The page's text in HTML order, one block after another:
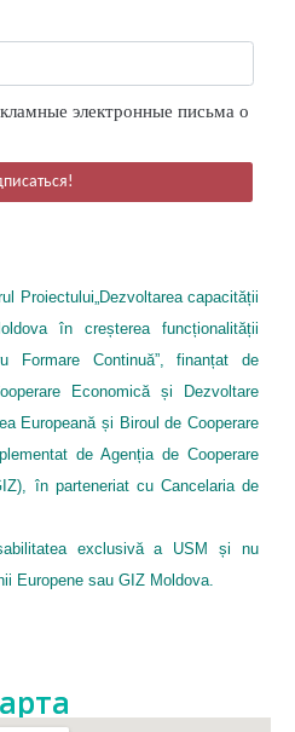
электронные письма о
Proiectului„Dezvoltarea capacității
în creșterea funcționalității
Formare Continuă”, finanțat de
Economică și Dezvoltare
Europeană și Biroul de Cooperare
de Agenția de Cooperare
în parteneriat cu Cancelaria de
exclusivă a USM și nu
Europene sau GIZ Moldova.